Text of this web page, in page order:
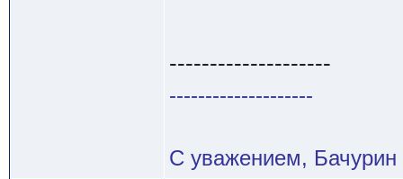
--------------------
--------------------
С уважением,